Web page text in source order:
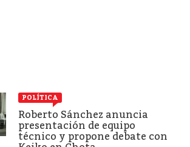
POLÍTICA
Roberto Sánchez anuncia
presentación de equipo
técnico y propone debate con